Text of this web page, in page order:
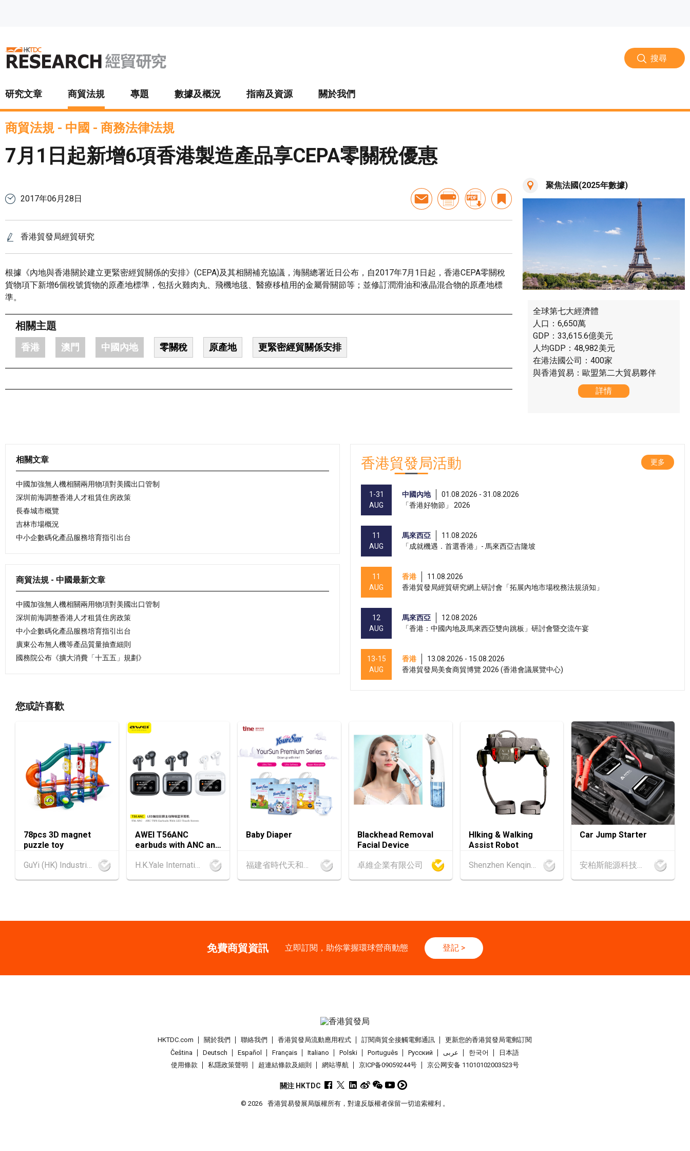
搜尋
研究文章 商貿法規 專題 數據及概況 指南及資源 關於我們
商貿法規 - 中國 - 商務法律法規
7月1日起新增6項香港製造產品享CEPA零關稅優惠
2017年06月28日
香港貿發局經貿研究
根據《內地與香港關於建立更緊密經貿關係的安排》(CEPA)及其相關補充協議，海關總署近日公布，自2017年7月1日起，香港CEPA零關稅
貨物項下新增6個稅號貨物的原產地標準，包括火雞肉丸、飛機地毯、醫療移植用的金屬骨關節等；並修訂潤滑油和液晶混合物的原產地標
準。
相關主題
香港 澳門 中國內地 零關稅 原產地 更緊密經貿關係安排
聚焦法國(2025年數據)
全球第七大經濟體
人口：6,650萬
GDP：33,615.6億美元
人均GDP：48,982美元
在港法國公司：400家
與香港貿易：歐盟第二大貿易夥伴
詳情
相關文章
中國加強無人機相關兩用物項對美國出口管制
深圳前海調整香港人才租賃住房政策
長春城市概覽
吉林市場概況
中小企數碼化產品服務培育指引出台
商貿法規 - 中國最新文章
中國加強無人機相關兩用物項對美國出口管制
深圳前海調整香港人才租賃住房政策
中小企數碼化產品服務培育指引出台
廣東公布無人機等產品質量抽查細則
國務院公布《擴大消費「十五五」規劃》
香港貿發局活動 更多
1-31
AUG
中國內地
01.08.2026 - 31.08.2026
「香港好物節」 2026
11
AUG
馬來西亞
11.08.2026
「成就機遇．首選香港」- 馬來西亞吉隆坡
11
AUG
香港
11.08.2026
香港貿發局經貿研究網上研討會「拓展內地市場稅務法規須知」
12
AUG
馬來西亞
12.08.2026
「香港：中國內地及馬來西亞雙向跳板」研討會暨交流午宴
13-15
AUG
香港
13.08.2026 - 15.08.2026
香港貿發局美食商貿博覽 2026 (香港會議展覽中心)
13-15
AUG
香港
13.08.2026 - 15.08.2026
國際現代化中醫藥及健康產品會議 2026 (香港會議展覽中心)
13-17
AUG
香港
13.08.2026 - 17.08.2026
香港貿發局美與健生活博覽 2026 (香港會議展覽中心)
AUG
香港貿發局美食博覽 2026 (香港會議展覽中心)
13-17
香港
13.08.2026 - 17.08.2026
26
26.08.2026
「中小企資援組」網絡研討會系列︰AI「資」持・中小企出海攻略 -【一人公司×A
SEP
香港貿發局香港鐘表展 2026 (香港會議展覽中心)
SEP
香港國際時尚匯展 2026 (香港會議展覽中心)
您或許喜歡
78pcs 3D magnet
puzzle toy
AWEI T56ANC
earbuds with ANC and
Baby Diaper
Blackhead Removal
Facial Device
卓維企業有限公司
HIking & Walking
Assist Robot
Car Jump Starter
免費商貿資訊 立即訂閱，助你掌握環球營商動態 登記>
HKTDC.com 關於我們 聯絡我們 香港貿發局流動應用程式 訂閱商貿全接觸電郵通訊
更新您的香港貿發局電郵訂閱
Čeština
Deutsch Español Français Italiano Polski Português Pусский عربى 한국어
日本語
使用條款
私隱政策聲明 超連結條款及細則 網站導航 京ICP备09059244号 京公网安备 11010102003523号
關注 HKTDC
© 2026 香港貿易發展局版權所有，對違反版權者保留一切追索權利 。